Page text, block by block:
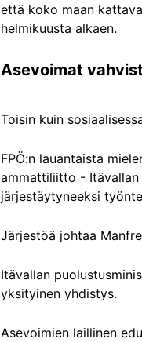
että koko maan
helmikuusta alkaen.
Asevoimat
Toisin kuin
FPÖ:n lauantaista
ammattiliitto -
järjestäytyneeksi
Järjestöä johtaa
Itävallan
yksityinen yhdistys.
Asevoimien laillinen